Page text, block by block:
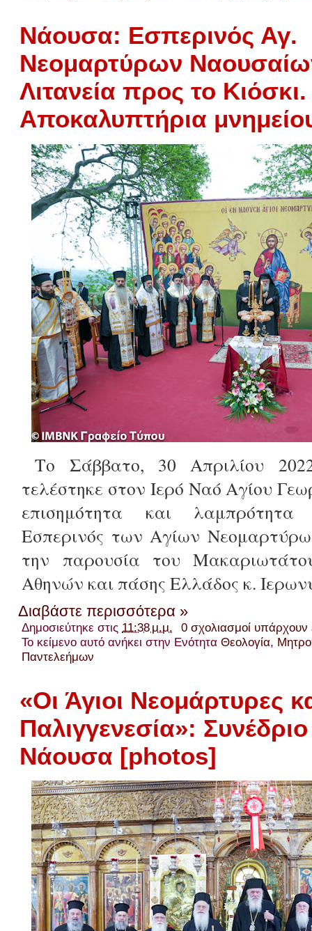
Νάουσα: Εσπερινός Αγ.
Νεομαρτύρων
Λιτανεία προς το Κιόσκι.
Αποκαλυπτήρια
Το Σάββατο, 30 Απριλίου
τελέστηκε στον Ιερό Ναό Αγίου
επισημότητα και λαμπρότητα
Εσπερινός των Αγίων
την παρουσία του
Αθηνών και πάσης Ελλάδος κ.
Διαβάστε περισσότερα »
Δημοσιεύτηκε στις 11:38 μ.μ.
0 σχολιασμοί
Το κείμενο αυτό ανήκει στην ΕνότηταΘεολογία,
Παντελεήμων
«Οι Άγιοι Νεομάρτυρες
Παλιγγενεσία»:
Νάουσα [photos]